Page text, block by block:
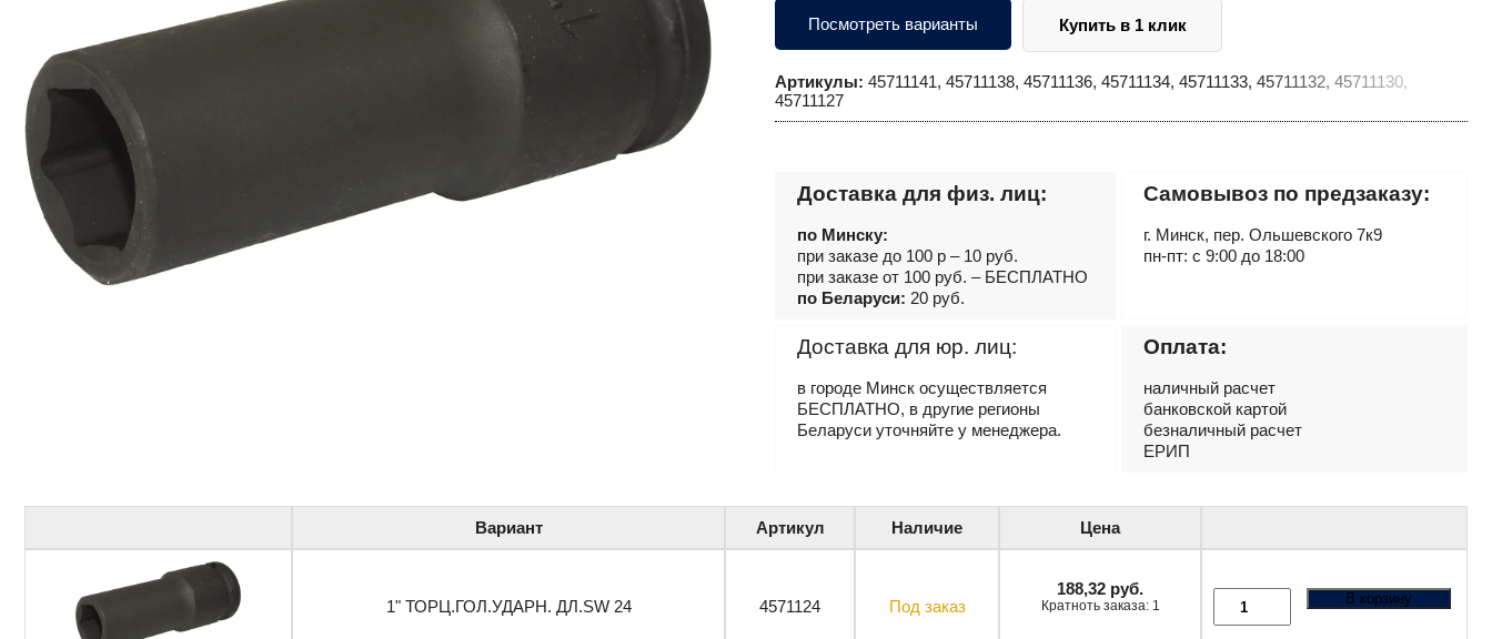
Посмотреть варианты Купить в 1 клик
Артикулы: 45711141, 45711138, 45711136, 45711134, 45711133, 45711132, 45711130,
45711127
Доставка для физ. лиц:
по Минску:
при заказе до 100 р – 10 руб.
при заказе от 100 руб. – БЕСПЛАТНО
по Беларуси: 20 руб.
Самовывоз по предзаказу:
г. Минск, пер. Ольшевского 7к9
пн-пт: с 9:00 до 18:00
Доставка для юр. лиц:
в городе Минск осуществляется
БЕСПЛАТНО, в другие регионы
Беларуси уточняйте у менеджера.
Оплата:
наличный расчет
банковской картой
безналичный расчет
ЕРИП
Вариант Артикул Наличие Цена
1" ТОРЦ.ГОЛ.УДАРН. ДЛ.SW 24 4571124 Под заказ
188,32 руб.
Кратноть заказа: 1 В корзину